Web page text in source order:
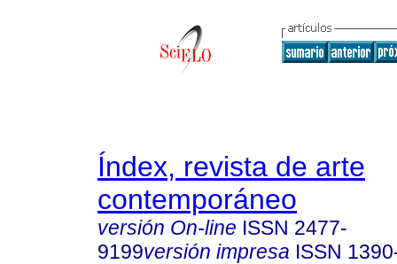
Índex, revista de arte
contemporáneo
versión On-line ISSN 2477-
9199versión impresa ISSN